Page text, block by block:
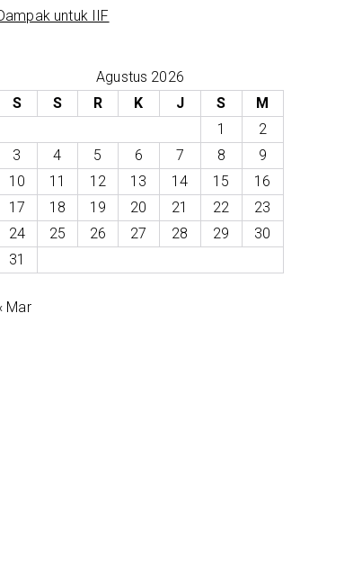
untuk IIF
Agustus 2026
S
S R K J S
M
1
2
3
4 5 6 7 8
9
10
11 12 13 14 15
16
17
18 19 20 21 22
23
24
25 26 27 28 29
30
31
Mar